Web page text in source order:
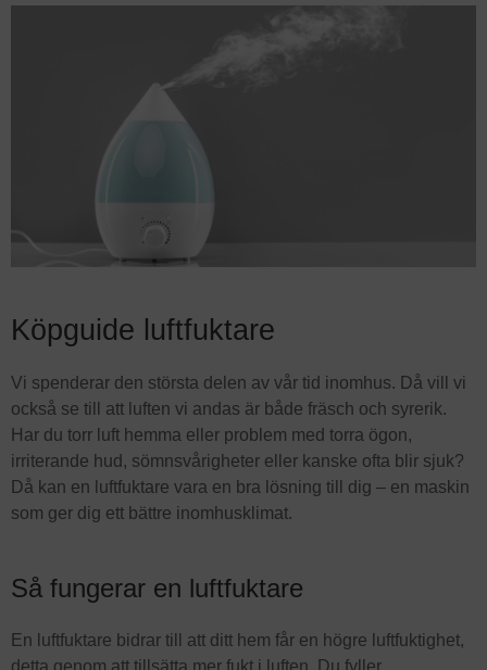
Köpguide luftfuktare
Vi spenderar den största delen av vår tid inomhus. Då vill vi
också se till att luften vi andas är både fräsch och syrerik.
Har du torr luft hemma eller problem med torra ögon,
irriterande hud, sömnsvårigheter eller kanske ofta blir sjuk?
Då kan en luftfuktare vara en bra lösning till dig – en maskin
som ger dig ett bättre inomhusklimat.
Så fungerar en luftfuktare
En luftfuktare bidrar till att ditt hem får en högre luftfuktighet,
detta genom att tillsätta mer fukt i luften. Du fyller